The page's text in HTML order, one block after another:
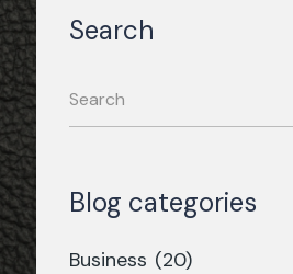
Search
Blog categories
Business (20)